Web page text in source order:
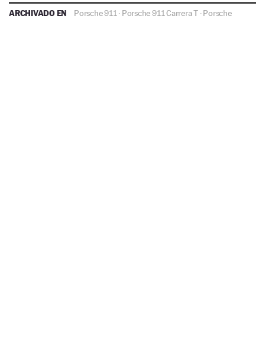
ARCHIVADO EN Porsche 911· Porsche 911 Carrera T·Porsche